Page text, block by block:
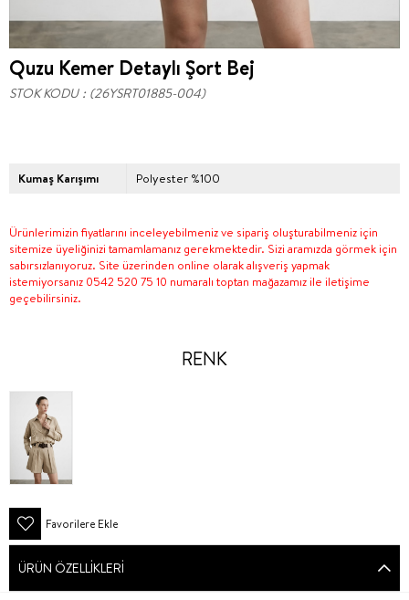
Quzu Kemer Detaylı Şort Bej
STOK KODU (26YSRT01885-004)
Kumaş Karışımı Polyester %100
Ürünlerimizin fiyatlarını inceleyebilmeniz ve sipariş oluşturabilmeniz için
sitemize üyeliğinizi tamamlamanız gerekmektedir. Sizi aramızda görmek için
sabırsızlanıyoruz. Site üzerinden online olarak alışveriş yapmak
istemiyorsanız 0542 520 75 10 numaralı toptan mağazamız ile iletişime
geçebilirsiniz.
RENK
Favorilere Ekle
ÜRÜN ÖZELLIKLERI